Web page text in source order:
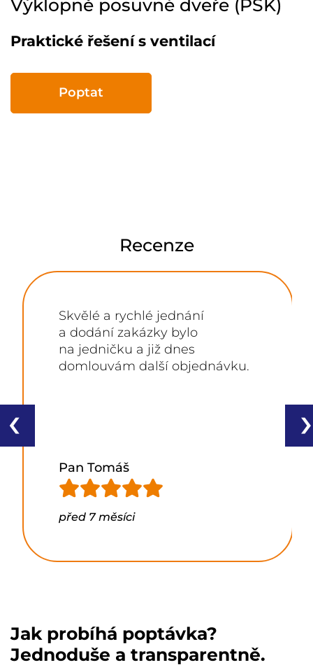
Výklopně posuvné dveře (PSK)
Praktické řešení s ventilací
Poptat
Recenze
Skvělé a rychlé jednání
a dodání zakázky bylo
na jedničku a již dnes
domlouvám další objednávku.
Pan Tomáš
před 7 měsíci
‹ ›
Jak probíhá poptávka?
Jednoduše a transparentně.